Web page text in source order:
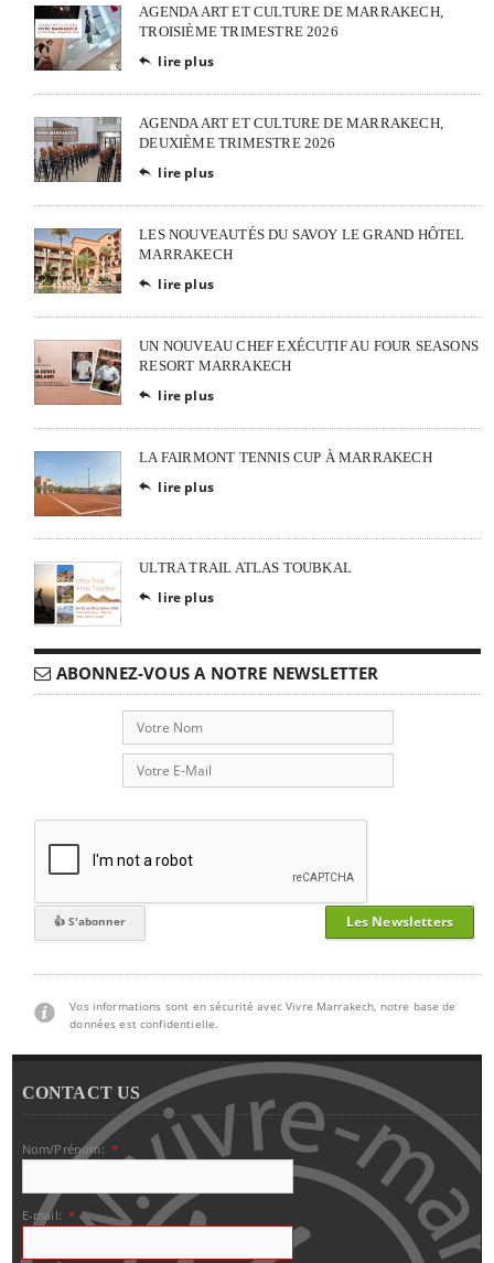
AGENDA ART ET CULTURE DE MARRAKECH,
TROISIÈME TRIMESTRE 2026
 lire plus
AGENDA ART ET CULTURE DE MARRAKECH,
DEUXIÈME TRIMESTRE 2026
 lire plus
LES NOUVEAUTÉS DU SAVOY LE GRAND HÔTEL
MARRAKECH
 lire plus
UN NOUVEAU CHEF EXÉCUTIF AU FOUR SEASONS
RESORT MARRAKECH
 lire plus
LA FAIRMONT TENNIS CUP À MARRAKECH
 lire plus
ULTRA TRAIL ATLAS TOUBKAL
 lire plus
ABONNEZ-VOUS A NOTRE NEWSLETTER
Les Newsletters
Vos informations sont en sécurité avec Vivre Marrakech, notre base de
données est confidentielle.
CONTACT US
Nom/Prénom: *
E-mail: *